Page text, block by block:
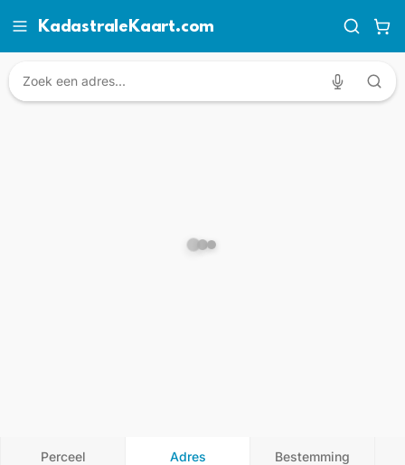
KadastraleKaart.com
Perceel Adres Bestemming